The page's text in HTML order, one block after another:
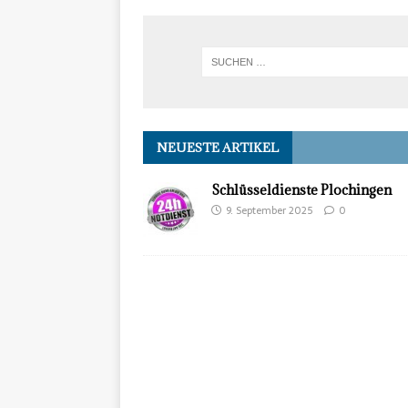
NEUESTE ARTIKEL
Schlüsseldienste Plochingen
9. September 2025 0